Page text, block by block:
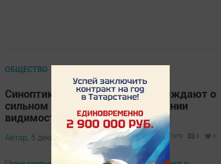
ОБЩЕСТВО
Синоптики Татарстана предупреждают о
сильном снеге, метели и ухудшении
видимости
Автор, 5 декабря 2016 - 11:25 1073 0 0